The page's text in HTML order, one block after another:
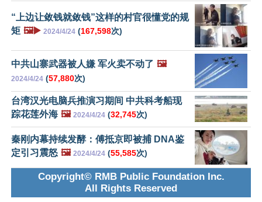
“上边让敛钱就敛钱”这样的村官很懂党的规
矩 🖼️▶️ 2024/4/24 (167,598次)
中共山寨武器被人嫌 军火卖不动了 🖼️
2024/4/24 (57,880次)
台湾汉光电脑兵推演习期间 中共科考船现
踪花莲外海 🖼️ 2024/4/24 (32,745次)
秦刚内幕持续发酵：傅抵京即被捕 DNA鉴
定引习震怒 🖼️ 2024/4/24 (55,585次)
Copyright© RMB Public Foundation Inc.
All Rights Reserved